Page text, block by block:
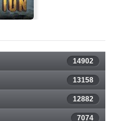
14902
13158
12882
7074